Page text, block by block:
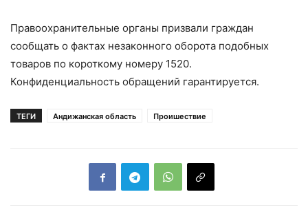
Правоохранительные органы призвали граждан
сообщать о фактах незаконного оборота подобных
товаров по короткому номеру 1520.
Конфиденциальность обращений гарантируется.
ТЕГИ Андижанская область Проишествие